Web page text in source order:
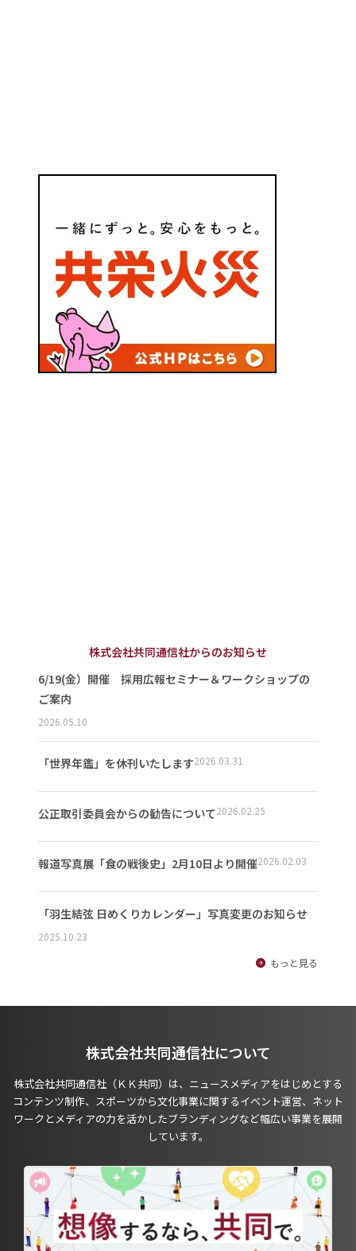
株式会社共同通信社からのお知らせ
6/19(金）開催 採用広報セミナー＆ワークショップの
ご案内
2026.05.10
「世界年鑑」を休刊いたします2026.03.31
公正取引委員会からの勧告について2026.02.25
報道写真展「食の戦後史」2月10日より開催2026.02.03
「羽生結弦 日めくりカレンダー」写真変更のお知らせ
2025.10.23
もっと見る
株式会社共同通信社について
株式会社共同通信社（ＫＫ共同）は、ニュースメディアをはじめとする
コンテンツ制作、スポーツから文化事業に関するイベント運営、ネット
ワークとメディアの力を活かしたブランディングなど幅広い事業を展開
しています。